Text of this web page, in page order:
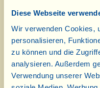
Diese Webseite
Wir verwenden Cookies,
personalisieren,
zu können und die
analysieren. Außerdem
Verwendung unserer
versorgt uns
Köstlichkeiten
Aida hat sich
Rezepte